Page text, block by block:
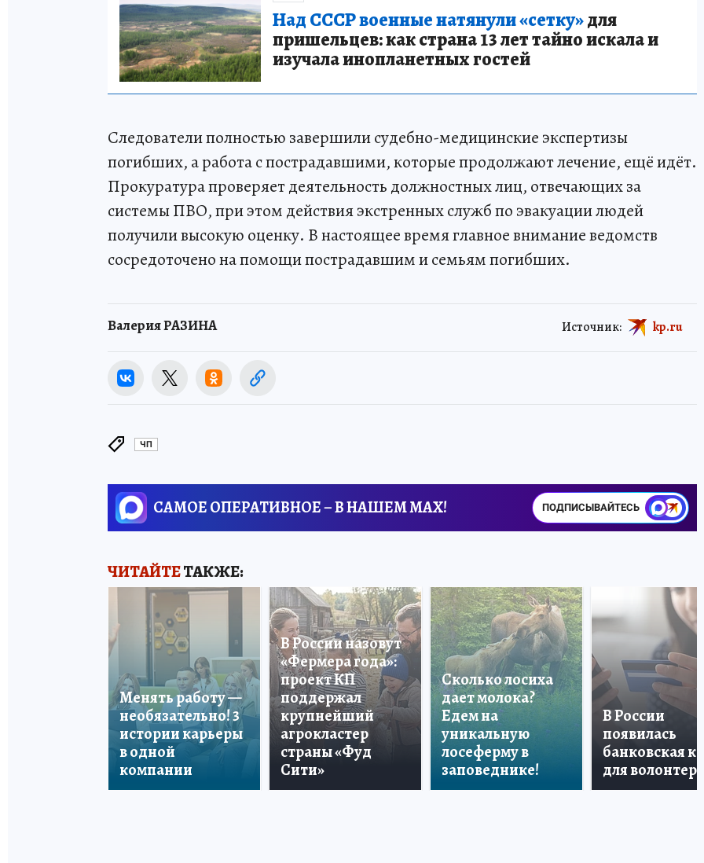
Над СССР военные натянули «сетку»для
пришельцев: как страна 13 лет тайно искала и
изучала инопланетных гостей
Следователи полностью завершили судебно-медицинские экспертизы
погибших, а работа с пострадавшими, которые продолжают лечение, ещё идёт.
Прокуратура проверяет деятельность должностных лиц, отвечающих за
системы ПВО, при этом действия экстренных служб по эвакуации людей
получили высокую оценку. В настоящее время главное внимание ведомств
сосредоточено на помощи пострадавшим и семьям погибших.
Валерия РАЗИНА Источник: kp.ru
ЧП
САМОЕ ОПЕРАТИВНОЕ – В НАШЕМ MAX! ПОДПИСЫВАЙТЕСЬ
ЧИТАЙТЕТАКЖЕ:
Менять работу —
необязательно! 3
истории карьеры
в одной
компании
В России назовут
«Фермера года»:
проект КП
поддержал
крупнейший
агрокластер
страны «Фуд
Сити»
Сколько лосиха
дает молока?
Едем на
уникальную
лосеферму в
заповеднике!
В России
появилась
банковская
для волонтеров